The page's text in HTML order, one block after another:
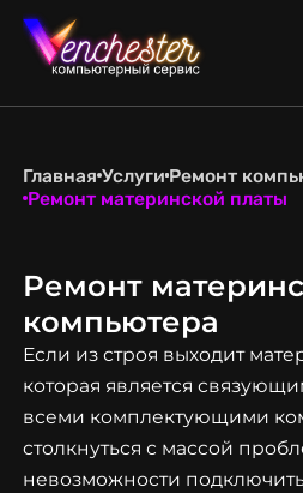
+375 (29) 588-88-00
Заказать мастера
Контакты
Как нас найти
Главная Услуги Ремонт
Ремонт материнской платы
Ремонт
компьютера
Если из строя выходит
которая является
всеми комплектующими
столкнуться с массой
невозможности